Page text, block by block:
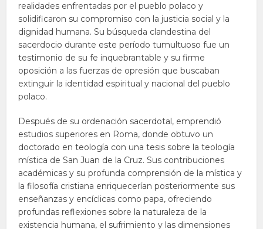
realidades enfrentadas por el pueblo polaco y
solidificaron su compromiso con la justicia social y la
dignidad humana. Su búsqueda clandestina del
sacerdocio durante este período tumultuoso fue un
testimonio de su fe inquebrantable y su firme
oposición a las fuerzas de opresión que buscaban
extinguir la identidad espiritual y nacional del pueblo
polaco.
Después de su ordenación sacerdotal, emprendió
estudios superiores en Roma, donde obtuvo un
doctorado en teología con una tesis sobre la teología
mística de San Juan de la Cruz. Sus contribuciones
académicas y su profunda comprensión de la mística y
la filosofía cristiana enriquecerían posteriormente sus
enseñanzas y encíclicas como papa, ofreciendo
profundas reflexiones sobre la naturaleza de la
existencia humana, el sufrimiento y las dimensiones